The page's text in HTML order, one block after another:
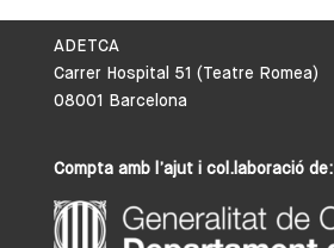
ADETCA
Carrer Hospital 51 (Teatre Romea)
08001 Barcelona
Compta amb l’ajut i col.laboració de: